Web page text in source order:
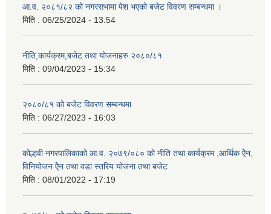
आ.व. २०८१/८२ को नगरसभामा पेश भएको बजेट विवरण सम्बन्धमा ।
मिति : 06/25/2024 - 13:54
नीति,कार्यक्रम,बजेट तथा योजनाहरु २०८०/८१
मिति : 09/04/2023 - 15:34
२०८०/८१ को बजेट विवरण सम्बन्धमा
मिति : 06/27/2023 - 16:03
कोल्हवी नगरपालिकाको आ.व. २०७९/०८० को नीति तथा कार्यक्रम ,आर्थिक ऐेन,
विनियोजन ऐेन तथा वडा स्तरिय योजना तथा बजेट
मिति : 08/01/2022 - 17:19